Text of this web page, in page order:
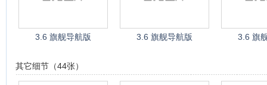
3.6 旗舰导航版 3.6 旗舰导航版 3.6 旗
其它细节（44张）